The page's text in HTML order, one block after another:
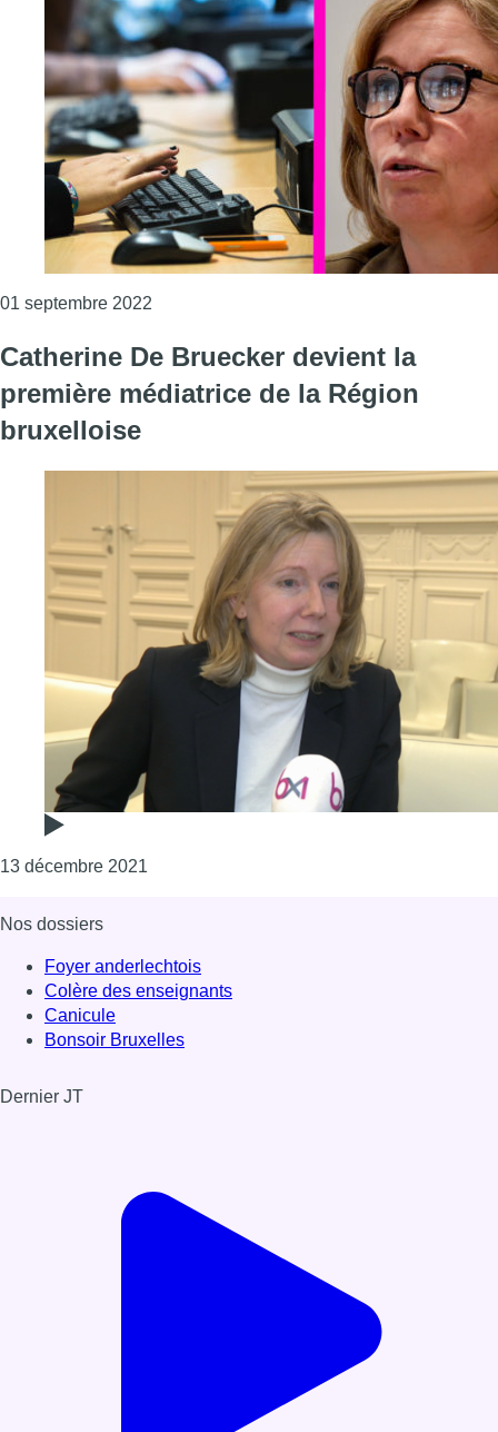
01 septembre 2022
Catherine De Bruecker devient la
première médiatrice de la Région
bruxelloise
13 décembre 2021
Nos dossiers
Foyer anderlechtois
Colère des enseignants
Canicule
Bonsoir Bruxelles
Dernier JT